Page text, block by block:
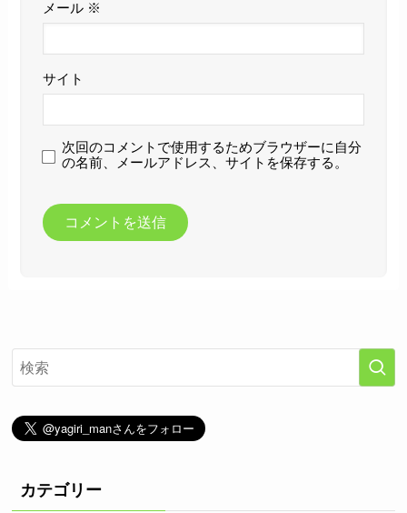
メール ※
サイト
次回のコメントで使用するためブラウザーに自分
の名前、メールアドレス、サイトを保存する。
カテゴリー